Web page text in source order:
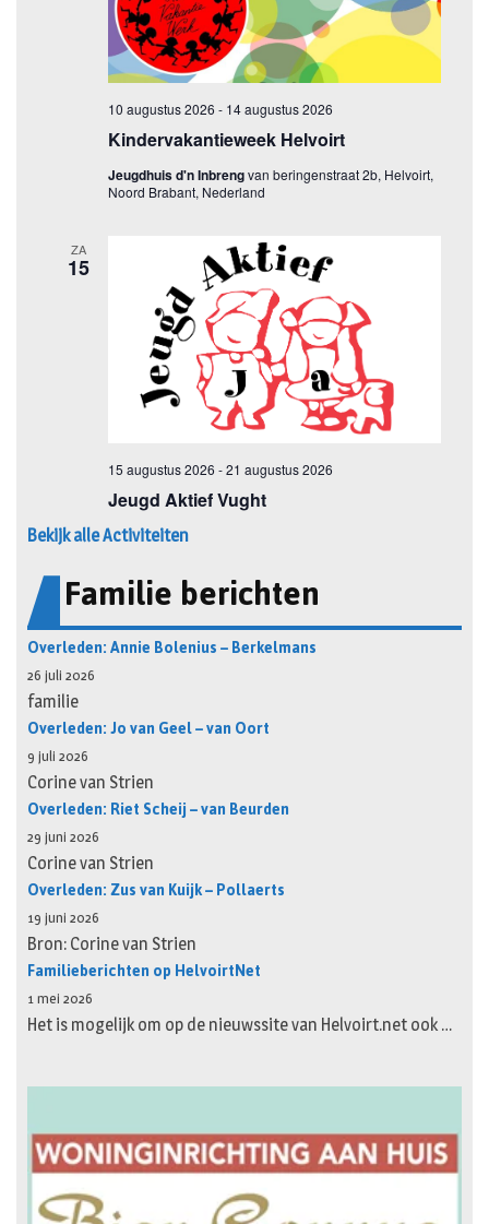
Bekijk alle Activiteiten
Familie berichten
Overleden: Annie Bolenius – Berkelmans
26 juli 2026
familie
Overleden: Jo van Geel – van Oort
9 juli 2026
Corine van Strien
Overleden: Riet Scheij – van Beurden
29 juni 2026
Corine van Strien
Overleden: Zus van Kuijk – Pollaerts
19 juni 2026
Bron: Corine van Strien
Familieberichten op HelvoirtNet
1 mei 2026
Het is mogelijk om op de nieuwssite van Helvoirt.net ook …